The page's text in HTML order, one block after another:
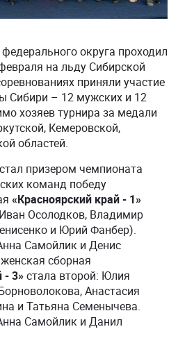
округа проходил
на льду Сибирской
приняли участие
Сибири – 12 мужских и 12
хозяев турнира за медали
Кемеровской,
областей.
призером чемпионата
команд победу
«Красноярский край - 1»
Осолодков, Владимир
и Юрий Фанбер).
Самойлик и Денис
сборная
- 3»стала второй: Юлия
Анастасия
и Татьяна Семенычева.
Самойлик и Данил